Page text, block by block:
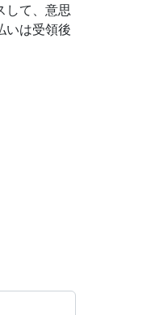
して、意思
いは受領後